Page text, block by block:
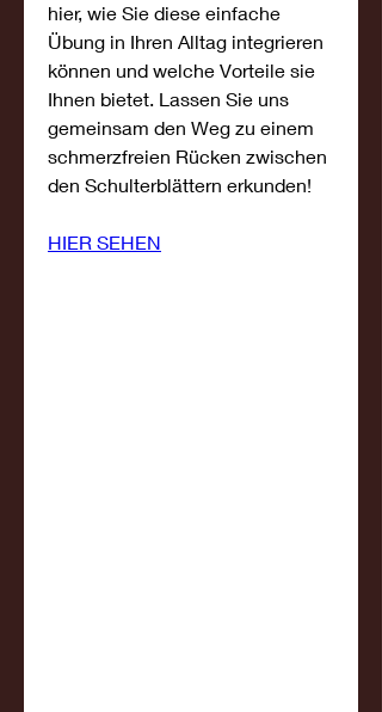
hier, wie Sie diese einfache
Übung in Ihren Alltag integrieren
können und welche Vorteile sie
Ihnen bietet. Lassen Sie uns
gemeinsam den Weg zu einem
schmerzfreien Rücken zwischen
den Schulterblättern erkunden!
HIER SEHEN